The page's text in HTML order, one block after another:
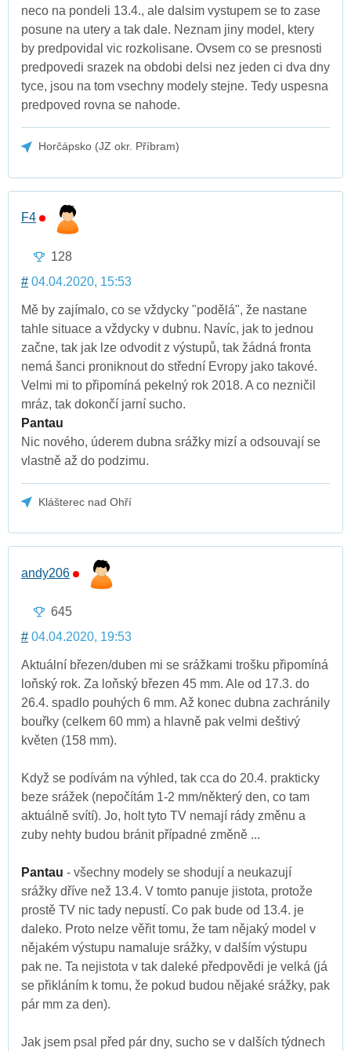
neco na pondeli 13.4., ale dalsim vystupem se to zase
posune na utery a tak dale. Neznam jiny model, ktery
by predpovidal vic rozkolisane. Ovsem co se presnosti
predpovedi srazek na obdobi delsi nez jeden ci dva dny
tyce, jsou na tom vsechny modely stejne. Tedy uspesna
predpoved rovna se nahode.
Horčápsko (JZ okr. Příbram)
F4
128
# 04.04.2020, 15:53
Mě by zajímalo, co se vždycky "podělá", že nastane
tahle situace a vždycky v dubnu. Navíc, jak to jednou
začne, tak jak lze odvodit z výstupů, tak žádná fronta
nemá šanci proniknout do střední Evropy jako takové.
Velmi mi to připomíná pekelný rok 2018. A co nezničil
mráz, tak dokončí jarní sucho.
Pantau
Nic nového, úderem dubna srážky mizí a odsouvají se
vlastně až do podzimu.
Klášterec nad Ohří
andy206
645
# 04.04.2020, 19:53
Aktuální březen/duben mi se srážkami trošku připomíná
loňský rok. Za loňský březen 45 mm. Ale od 17.3. do
26.4. spadlo pouhých 6 mm. Až konec dubna zachránily
bouřky (celkem 60 mm) a hlavně pak velmi deštivý
květen (158 mm).
Když se podívám na výhled, tak cca do 20.4. prakticky
beze srážek (nepočítám 1-2 mm/některý den, co tam
aktuálně svítí). Jo, holt tyto TV nemají rády změnu a
zuby nehty budou bránit případné změně ...
Pantau - všechny modely se shodují a neukazují
srážky dříve než 13.4. V tomto panuje jistota, protože
prostě TV nic tady nepustí. Co pak bude od 13.4. je
daleko. Proto nelze věřit tomu, že tam nějaký model v
nějakém výstupu namaluje srážky, v dalším výstupu
pak ne. Ta nejistota v tak daleké předpovědi je velká (já
se přikláním k tomu, že pokud budou nějaké srážky, pak
pár mm za den).
Jak jsem psal před pár dny, sucho se v dalších týdnech